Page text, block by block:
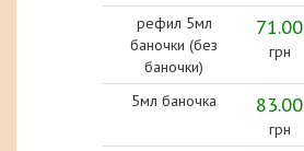
рефил 5мл
баночки (без
баночки)
71.00
грн
5мл баночка 83.00
грн